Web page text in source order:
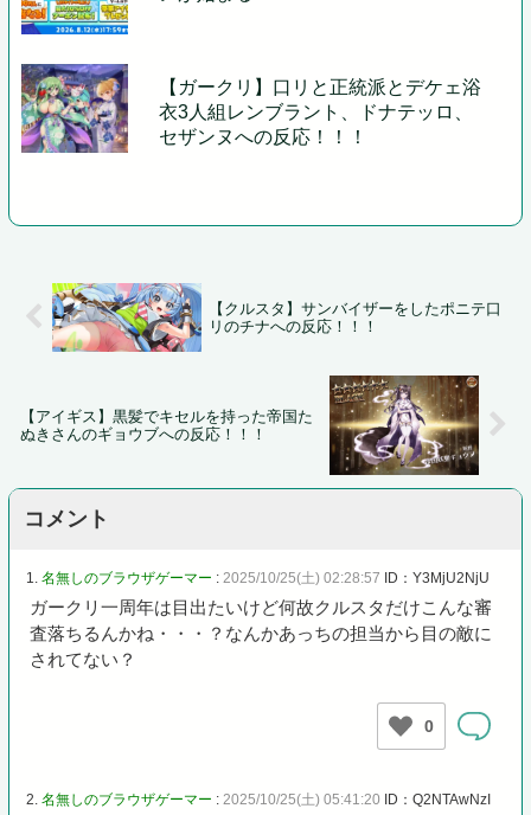
【ガークリ】口リと正統派とデケェ浴
衣3人組レンブラント、ドナテッロ、
セザンヌへの反応！！！
【クルスタ】サンバイザーをしたポニテ口
リのチナへの反応！！！
【アイギス】黒髪でキセルを持った帝国た
ぬきさんのギョウブへの反応！！！
コメント
1. 名無しのブラウザゲーマー : 2025/10/25(土) 02:28:57 ID：Y3MjU2NjU
ガークリ一周年は目出たいけど何故クルスタだけこんな審
査落ちるんかね・・・？なんかあっちの担当から目の敵に
されてない？
0
2. 名無しのブラウザゲーマー : 2025/10/25(土) 05:41:20 ID：Q2NTAwNzI